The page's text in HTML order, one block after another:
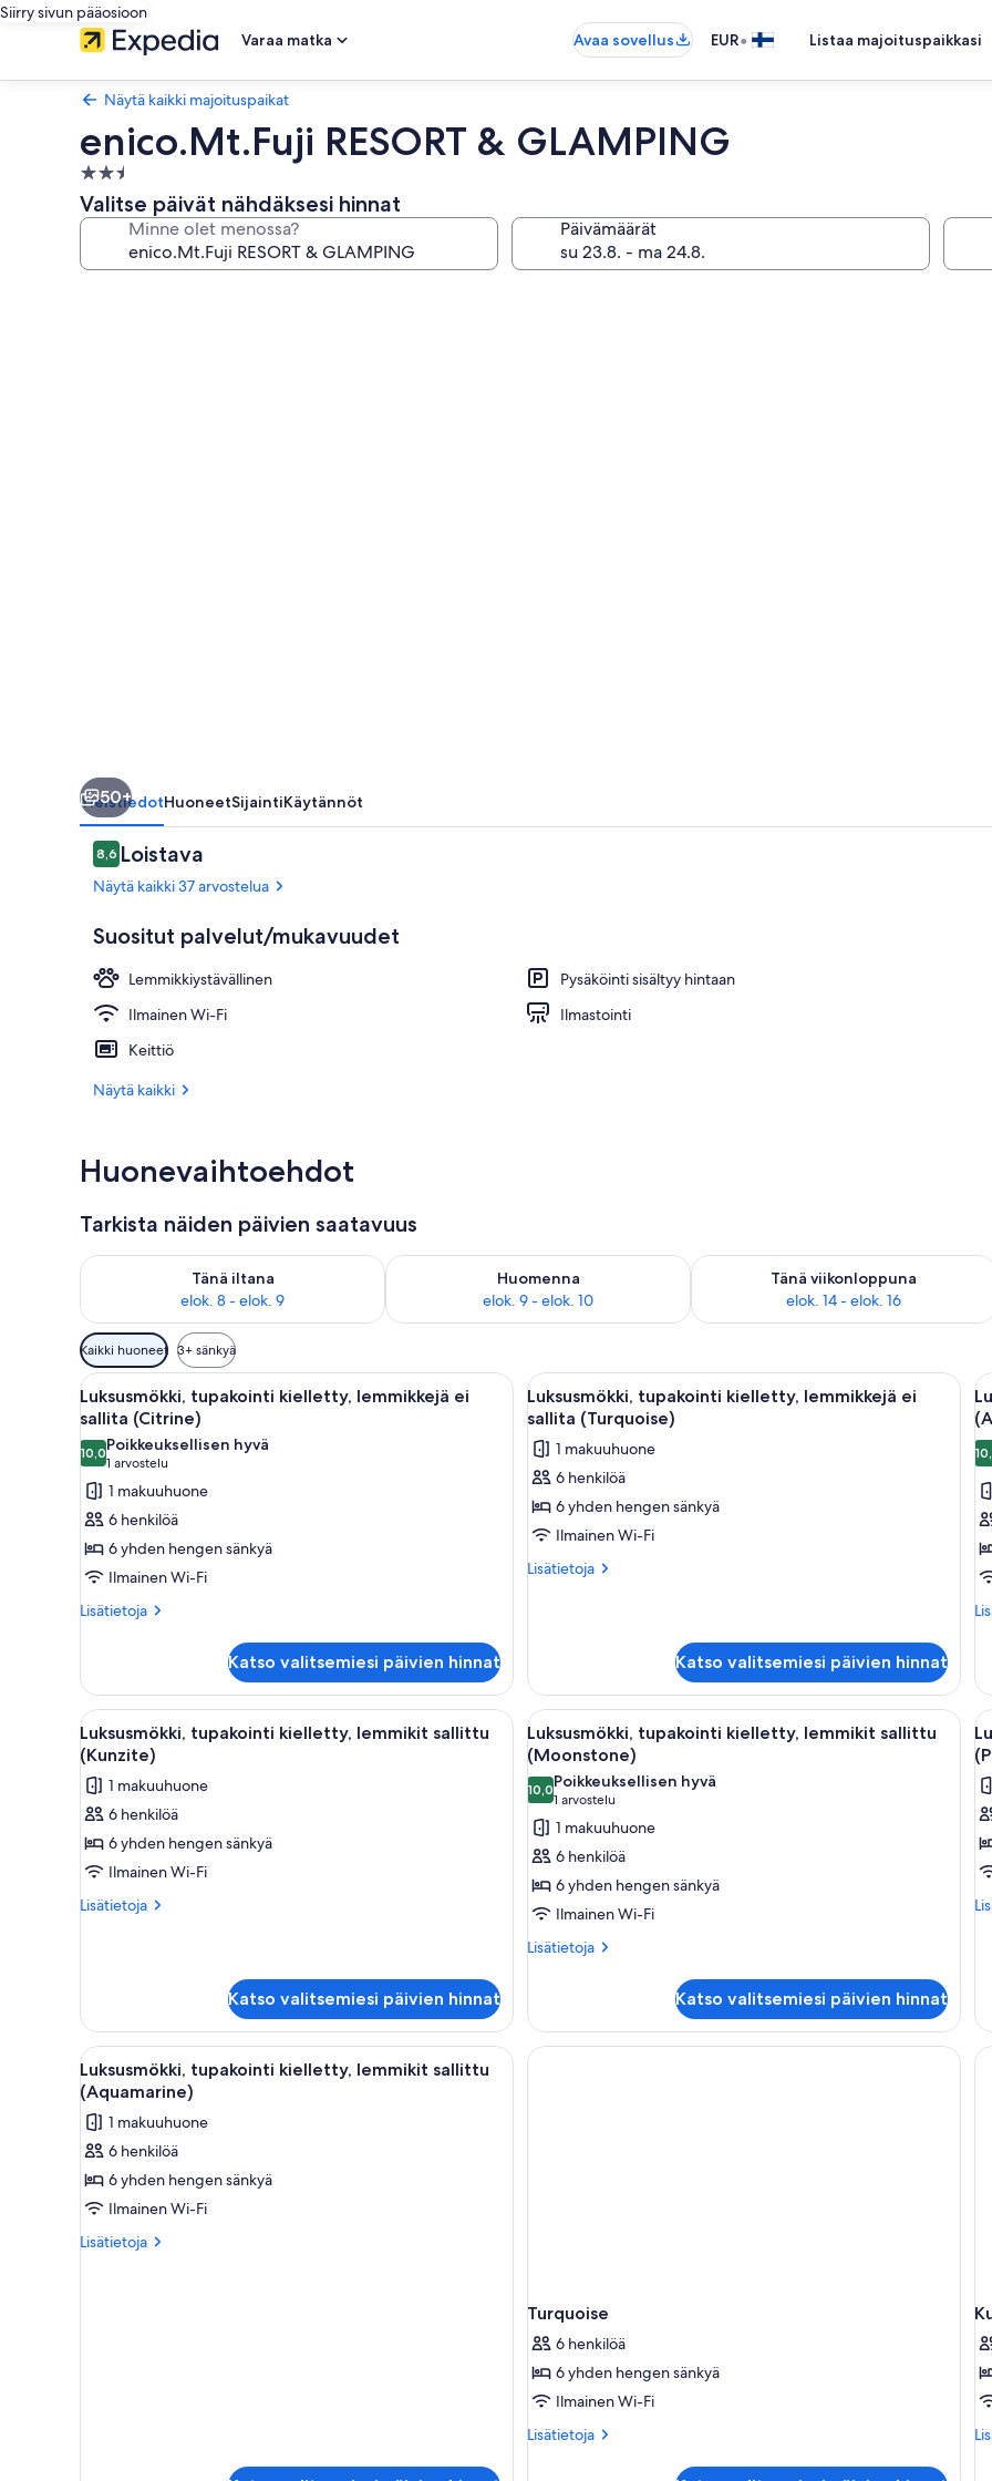
Siirry sivun pääosioon
Varaa matka
Avaa sovellus EUR• Listaa majoituspaikkasi
Näytä kaikki majoituspaikat
enico.Mt.Fuji RESORT & GLAMPING
2.5
tähden
majoituspaikka
Valitse päivät nähdäksesi hinnat
Minne olet menossa? Päivämäärät
50+
YleistiedotHuoneetSijaintiKäytännöt
Arvostelut
8,68,6 kautta 10.
Loistava
Näytä kaikki 37 arvostelua
Suositut palvelut/mukavuudet
Lemmikkiystävällinen
Pysäköinti sisältyy hintaan
Ilmainen Wi-Fi
Ilmastointi
Keittiö
Näytä kaikki
Huonevaihtoehdot
Tarkista näiden päivien saatavuus
Tänä iltana
elok. 8 - elok. 9
Tarkista tämän illan saatavuus elok. 8 - elok. 9
Huomenna
elok. 9 - elok. 10
Tarkista huomisen saatavuus elok. 9 - elok. 10
Tänä viikonloppuna
elok. 14 - elok. 16
Tarkista tämän viikonlopun saatavuus
Huoneille
saatavilla
olevia
suodattimia
Kaikki huoneet 3+ sänkyä
Avaa
kaikki
huonetyypin
Luksusmökki,
tupakointi
kielletty,
lemmikkejä
ei
sallita
(Citrine)
Kodikas huone, jossa on kaksi sänkyä, ruokapöytä ja näkymä ulos.
11
Luksusmökki, tupakointi kielletty, lemmikkejä ei
sallita (Citrine)
10,010,0 kautta 10
Poikkeuksellisen hyvä
1 arvostelu
(1
arvostelu)
1 makuuhuone
6 henkilöä
6 yhden hengen sänkyä
Ilmainen Wi-Fi
Lisätietoja
Lisätietoja
kielletty,
lemmikkejä
ei
sallita
(Citrine)
Katso valitsemiesi päivien hinnat
Avaa
kaikki
huonetyypin
Luksusmökki,
tupakointi
kielletty,
lemmikkejä
ei
Moderni makuuhuone, jossa on
11
Luksusmökki, tupakointi kielletty, lemmikkejä ei
sallita (Turquoise)
1 makuuhuone
6 henkilöä
6 yhden hengen sänkyä
Ilmainen Wi-Fi
Lisätietoja
Lisätietoja
ei
sallita
(Turquoise)
Katso valitsemiesi päivien hinnat
Avaa
kaikki
huonetyypin
Luksusmökki,
tupakointi
kielletty,
lemmikit
sallittu
Kodikas makuuhuone, jossa on sänky, pieni työpöytä ja puinen penkki.
11
Luksusmökki, tupakointi kielletty, lemmikit sallittu
(Kunzite)
1 makuuhuone
6 henkilöä
6 yhden hengen sänkyä
Ilmainen Wi-Fi
Lisätietoja
Lisätietoja
sallittu
(Kunzite)
Katso valitsemiesi päivien hinnat
Avaa
kaikki
huonetyypin
Luksusmökki,
tupakointi
kielletty,
lemmikit
sallittu
(Moonstone)
kuvat
Kodikas huone, jossa on sänky,
11
Luksusmökki, tupakointi kielletty, lemmikit sallittu
(Moonstone)
10,010,0 kautta 10
Poikkeuksellisen hyvä
1 arvostelu
(1
arvostelu)
1 makuuhuone
6 henkilöä
6 yhden hengen sänkyä
Ilmainen Wi-Fi
Lisätietoja
Lisätietoja
kielletty,
lemmikit
sallittu
Katso valitsemiesi päivien hinnat
Avaa
kaikki
huonetyypin
Luksusmökki,
tupakointi
kielletty,
lemmikit
sallittu
Moderni makuuhuone, jossa on sänky, sohva, ruokapöytä tuoleineen ja näkymä ulos.
10
Luksusmökki, tupakointi kielletty, lemmikit sallittu
(Aquamarine)
1 makuuhuone
6 henkilöä
6 yhden hengen sänkyä
Ilmainen Wi-Fi
Lisätietoja
Lisätietoja
Turquoise
6 henkilöä
6 yhden hengen sänkyä
Ilmainen Wi-Fi
Lisätietoja
Lisätietoja